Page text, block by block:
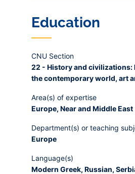
Education
CNU Section
22 - History and
the contemporary world, art
Area(s) of expertise
Europe, Near and Middle East
Department(s) or teaching
Europe
Language(s)
Modern Greek, Russian,